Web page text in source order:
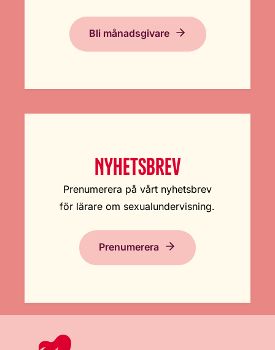
Bli månadsgivare
NYHETSBREV
Prenumerera på vårt nyhetsbrev
för lärare om sexualundervisning.
Prenumerera